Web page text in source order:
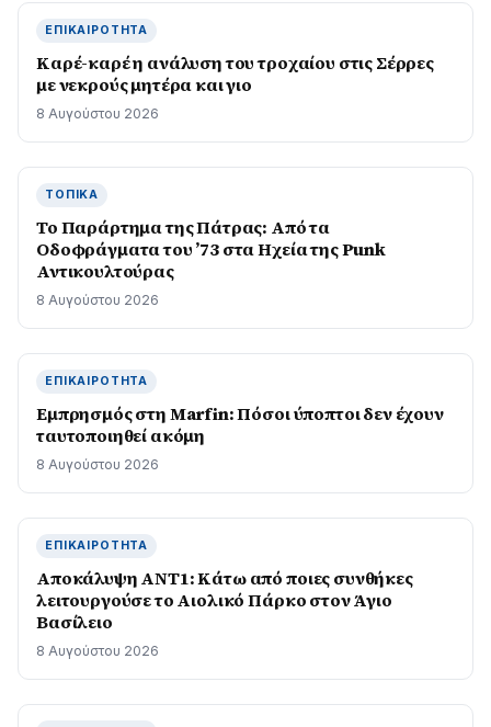
ΕΠΙΚΑΙΡΌΤΗΤΑ
Καρέ-καρέ η ανάλυση του τροχαίου στις Σέρρες
με νεκρούς μητέρα και γιο
8 Αυγούστου 2026
ΤΟΠΙΚΆ
Το Παράρτημα της Πάτρας: Από τα
Οδοφράγματα του ’73 στα Ηχεία της Punk
Αντικουλτούρας
8 Αυγούστου 2026
ΕΠΙΚΑΙΡΌΤΗΤΑ
Εμπρησμός στη Marfin: Πόσοι ύποπτοι δεν έχουν
ταυτοποιηθεί ακόμη
8 Αυγούστου 2026
ΕΠΙΚΑΙΡΌΤΗΤΑ
Αποκάλυψη ΑΝΤ1: Κάτω από ποιες συνθήκες
λειτουργούσε το Αιολικό Πάρκο στον Άγιο
Βασίλειο
8 Αυγούστου 2026